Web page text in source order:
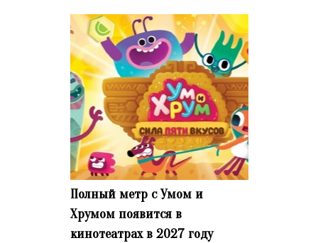
Полный метр с Умом и
Хрумом появится в
кинотеатрах в 2027 году